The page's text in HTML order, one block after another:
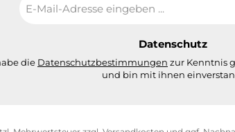
Mail-
Datenschutz
die Datenschutzbestimmungen zur Kenntnis
und bin mit ihnen